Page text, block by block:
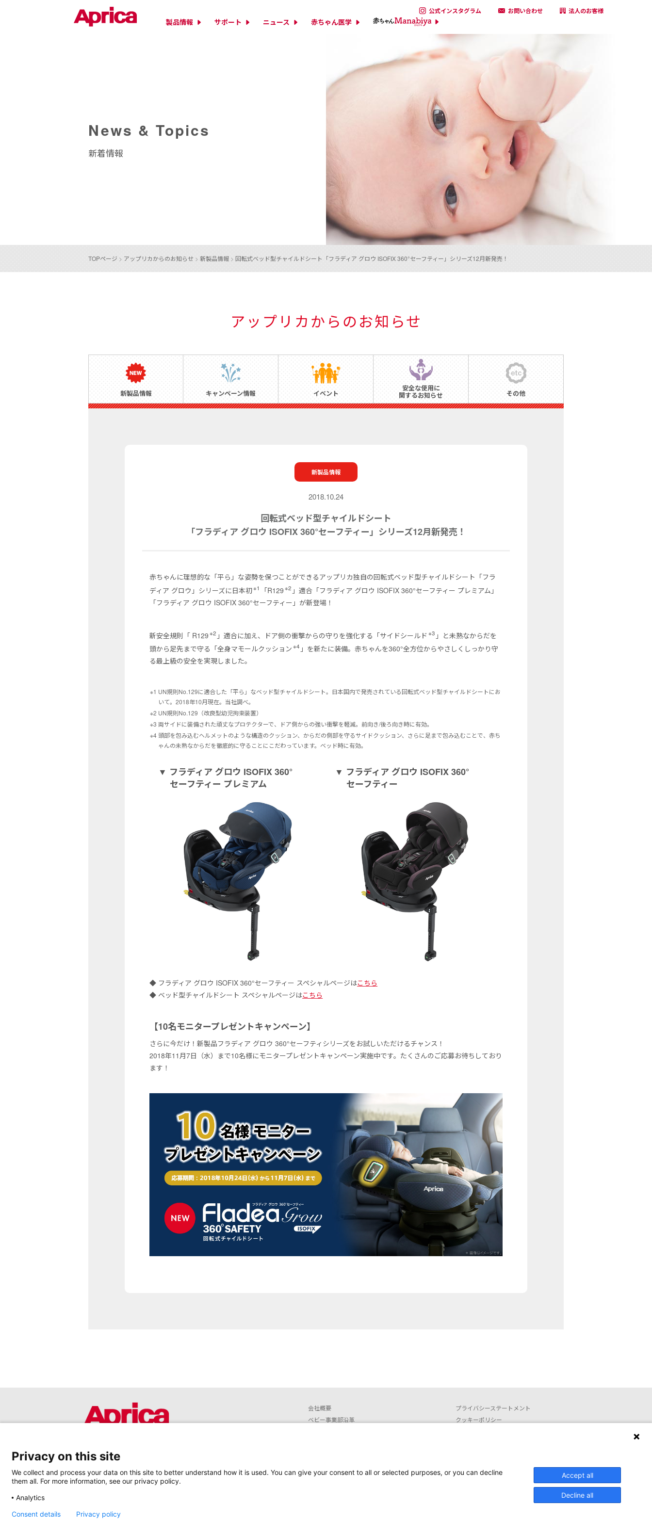
製品情報 サポート ニュース 赤ちゃん医学
公式インスタグラム お問い合わせ 法人のお客様
News & Topics
新着情報
TOPページ > アップリカからのお知らせ > 新製品情報 > 回転式ベッド型チャイルドシート 「フラディア グロウ ISOFIX 360°セーフティー」シリーズ12月新発売！
アップリカからのお知らせ
新製品情報 キャンペーン情報 イベント
安全な使用に
関するお知らせ その他
新製品情報
2018.10.24
回転式ベッド型チャイルドシート
「フラディア グロウ ISOFIX 360°セーフティー」シリーズ12月新発売！
赤ちゃんに理想的な「平ら」な姿勢を保つことができるアップリカ独自の回転式ベッド型チャイルドシート「フラ
ディア グロウ」シリーズに日本初※1 「R129※2 」適合「フラディア グロウ ISOFIX 360°セーフティー プレミアム」
「フラディア グロウ ISOFIX 360°セーフティー」が新登場！
新安全規則「 R129※2 」適合に加え、ドア側の衝撃からの守りを強化する「サイドシールド ※3 」と未熟なからだを
頭から足先まで守る「全身マモールクッション※4 」を新たに装備。赤ちゃんを360°全方位からやさしくしっかり守
る最上級の安全を実現しました。
※1 UN規則No.129に適合した「平ら」なベッド型チャイルドシート。日本国内で発売されている回転式ベッド型チャイルドシートにお
いて。2018年10月現在。当社調べ。
※2 UN規則No.129（改良型幼児拘束装置）
※3 両サイドに装備された頑丈なプロテクターで、ドア側からの強い衝撃を軽減。前向き/後ろ向き時に有効。
※4 頭部を包み込むヘルメットのような構造のクッション、からだの側部を守るサイドクッション、さらに足まで包み込むことで、赤ち
ゃんの未熟なからだを徹底的に守ることにこだわっています。ベッド時に有効。
▼ フラディア グロウ ISOFIX 360°
セーフティー プレミアム
▼ フラディア グロウ ISOFIX 360°
セーフティー
◆ フラディア グロウ ISOFIX 360°セーフティー スペシャルページはこちら
◆ ベッド型チャイルドシート スペシャルページはこちら
【10名モニタープレゼントキャンペーン】
さらに今だけ！新製品フラディア グロウ 360°セーフティシリーズをお試しいただけるチャンス！
2018年11月7日（水）まで10名様にモニタープレゼントキャンペーン実施中です。たくさんのご応募お待ちしており
ます！
会社概要
ベビー事業部沿革
安全にお使いいただくために
プライバシーステートメント
クッキーポリシー
English (translated by machine)
Privacy on this site
We collect and process your data on this site to better understand how it is used. You can give your consent to all or selected purposes, or you can decline
them all. For more information, see our privacy policy.
Analytics
Accept all
Decline all
Consent details Privacy policy